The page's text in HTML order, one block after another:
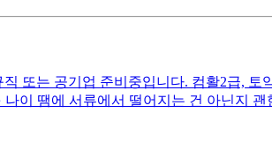
또는 공기업 준비중입니다. 컴활2급, 토
이 땜에 서류에서 떨어지는 건 아닌지